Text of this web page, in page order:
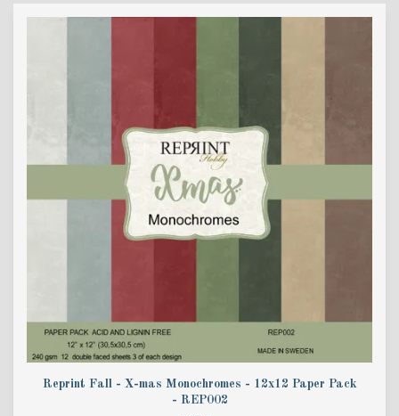
Reprint Fall - X-mas Monochromes - 12x12 Paper Pack
- REP002